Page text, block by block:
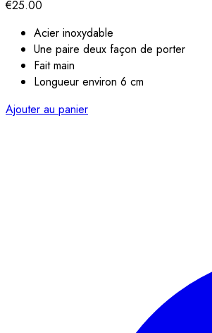
€25.00
Acier inoxydable
Une paire deux façon de porter
Fait main
Longueur environ 6 cm
Ajouter au panier